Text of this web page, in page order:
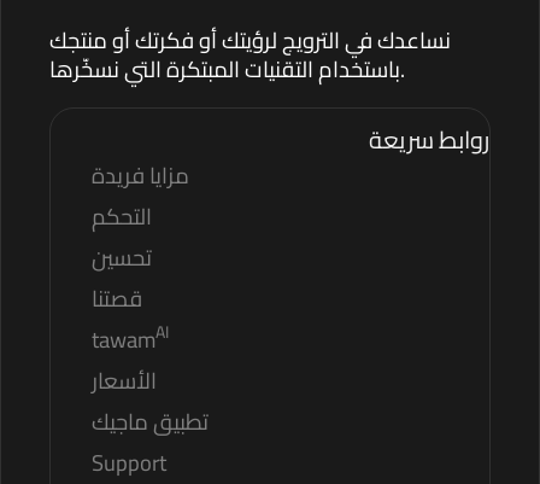
نساعدك في الترويج لرؤيتك أو فكرتك أو منتجك
باستخدام التقنيات المبتكرة التي نسخّرها.
روابط سريعة
مزايا فريدة
التحكم
تحسين
قصتنا
tawamAI
الأسعار
تطبيق ماجيك
Support